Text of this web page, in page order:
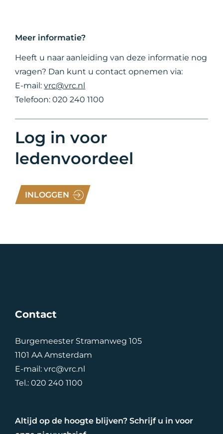
Meer informatie?
Heeft u naar aanleiding van deze informatie nog
vragen? Dan kunt u contact opnemen via:
E-mail:vrc@vrc.nl
Telefoon: 020 240 1100
Log in voor
ledenvoordeel
INLOGGEN
Contact
Burgemeester Stramanweg 105
1101 AA Amsterdam
E-mail:vrc@vrc.nl
Tel.:020 240 1100
Altijd op de hoogte blijven? Schrijf u in voor